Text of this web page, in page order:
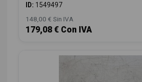
ID: 1549497
148,00 € Sin IVA
179,08 € Con IVA